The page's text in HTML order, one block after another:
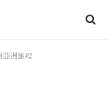
亞洲旅程